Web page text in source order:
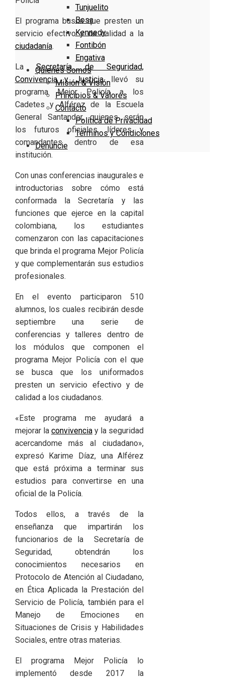
Tunjuelito
Bosa
Kennedy
Fontibón
Engativa
Quienes Somos
Misión & Visión
Principios & Valores
Contacto
Política de Privacidad
Términos y Condiciones
Denuncie
El programa busca que presten un
servicio efectivo y de calidad a la
ciudadanía.
LaSecretaría de Seguridad,
Convivencia y Justiciallevó su
programa Mejor Policía a los
Cadetes y Alférez de la Escuela
General Santander, quienes serán
los futuros oficiales, líderes y
comandantes dentro de esa
institución.
Con unas conferencias inaugurales e
introductorias sobre cómo está
conformada la Secretaría y las
funciones que ejerce en la capital
colombiana, los estudiantes
comenzaron con las capacitaciones
que brinda el programa Mejor Policía
y que complementarán sus estudios
profesionales.
En el evento participaron 510
alumnos, los cuales recibirán desde
septiembre una serie de
conferencias y talleres dentro de
los módulos que componen el
programa Mejor Policía con el que
se busca que los uniformados
presten un servicio efectivo y de
calidad a los ciudadanos.
«Este programa me ayudará a
mejorar la convivenciay la seguridad
acercandome más al ciudadano»,
expresó Karime Díaz, una Alférez
que está próxima a terminar sus
estudios para convertirse en una
oficial de la Policía.
Todos ellos, a través de la
enseñanza que impartirán los
funcionarios de la Secretaría de
Seguridad, obtendrán los
conocimientos necesarios en
Protocolo de Atención al Ciudadano,
en Ética Aplicada la Prestación del
Servicio de Policía, también para el
Manejo de Emociones en
Situaciones de Crisis y Habilidades
Sociales, entre otras materias.
El programa Mejor Policía lo
implementó desde 2017 la